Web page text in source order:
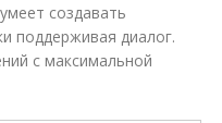
создавать
поддерживая диалог.
с максимальной